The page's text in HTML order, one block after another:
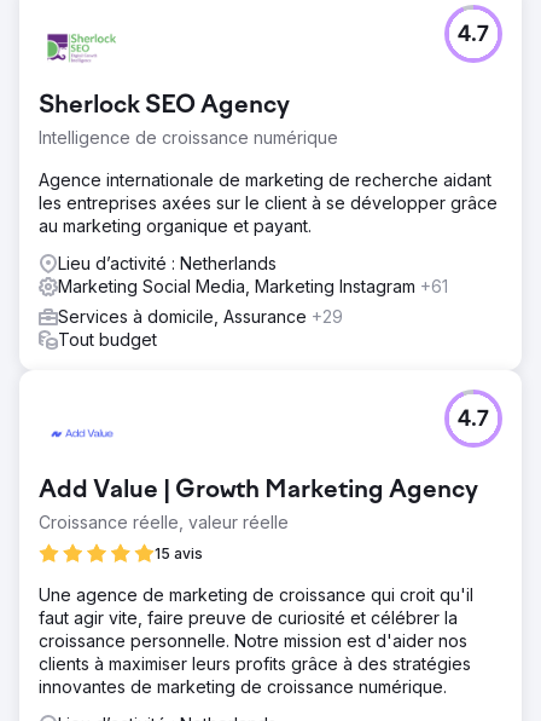
Les Padellers ont dû faire face à des défis importants
avec leur ancien site Web, aux prises avec un trafic
conception obsolète et le manque d'optimisation SEO ont
rendu difficile l'attraction de nouveaux clients, tandis que
leur visibilité en ligne est restée limitée. Malgré les efforts
d'amélioration, ils n'ont pas pu obtenir les résultats
escomptés, ce qui a entraîné des opportunités manquées
sur un marché concurrentiel. Une refonte complète était
stimuler la croissance.
Solution
Pour relever les défis de The Padellers, nous avons mis
en œuvre une refonte complète du site Web axée sur
du référencement. Nous avons effectué une recherche
approfondie sur les mots clés, optimisé la structure du site
et amélioré la vitesse de chargement des pages. De plus,
cibler leur public et intégré des éléments axés sur la
conversion pour améliorer la génération de leads. Ces
changements ont entraîné une augmentation du trafic
organique, des classements plus élevés dans les moteurs
Résultat
Grâce à la refonte et aux améliorations apportées au
référencement, The Padellers a connu une augmentation
significative du trafic organique, avec une augmentation
de 60 % au cours des trois premiers mois. Leur site Web
Sherlock SEO Agency
Intelligence de croissance numérique
4.7
Agence internationale de marketing de recherche aidant
les entreprises axées sur le client à se développer grâce
au marketing organique et payant.
Lieu d’activité : Netherlands
Marketing Social Media, Marketing Instagram +61
Services à domicile, Assurance +29
Tout budget
Add Value | Growth Marketing Agency
Croissance réelle, valeur réelle
15 avis
4.7
Une agence de marketing de croissance qui croit qu'il
faut agir vite, faire preuve de curiosité et célébrer la
croissance personnelle. Notre mission est d'aider nos
clients à maximiser leurs profits grâce à des stratégies
innovantes de marketing de croissance numérique.